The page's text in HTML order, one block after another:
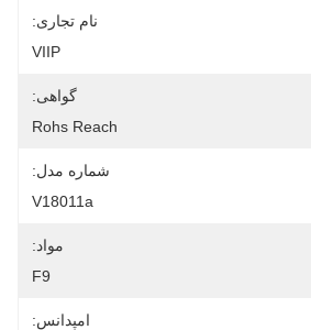
نام تجاری:
VIIP
گواهی:
Rohs Reach
شماره مدل:
V18011a
مواد:
F9
امپدانس: